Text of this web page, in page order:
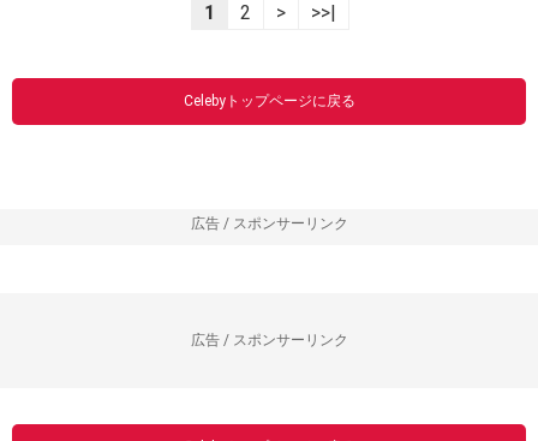
1 2 > >>|
Celebyトップページに戻る
広告 / スポンサーリンク
広告 / スポンサーリンク